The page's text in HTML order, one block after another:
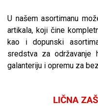
U našem asortimanu
artikala, koji čine
kao i dopunski
sredstva za održavanje
galanteriju i opremu za
LIČNA